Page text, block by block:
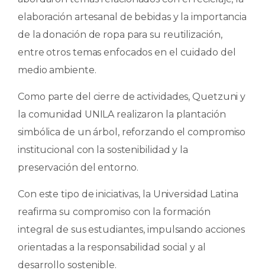
elaboración artesanal de bebidas y la importancia
de la donación de ropa para su reutilización,
entre otros temas enfocados en el cuidado del
medio ambiente.
Como parte del cierre de actividades, Quetzuni y
la comunidad UNILA realizaron la plantación
simbólica de un árbol, reforzando el compromiso
institucional con la sostenibilidad y la
preservación del entorno.
Con este tipo de iniciativas, la Universidad Latina
reafirma su compromiso con la formación
integral de sus estudiantes, impulsando acciones
orientadas a la responsabilidad social y al
desarrollo sostenible.